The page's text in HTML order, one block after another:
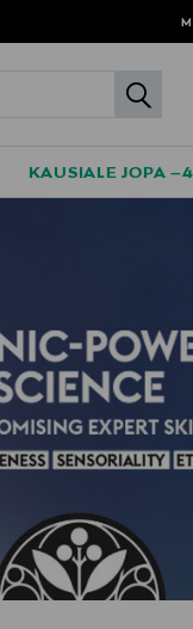
KAUSIALE JOPA